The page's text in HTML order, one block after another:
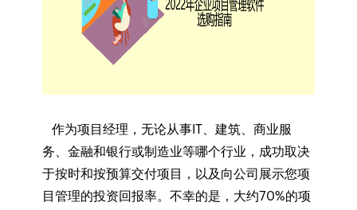
作为项目经理，无论从事IT、建筑、商业服
务、金融和银行或制造业等哪个行业，成功取决
于按时和按预算交付项目，以及向公司展示您项
目管理的投资回报率。不幸的是，大约70%的项